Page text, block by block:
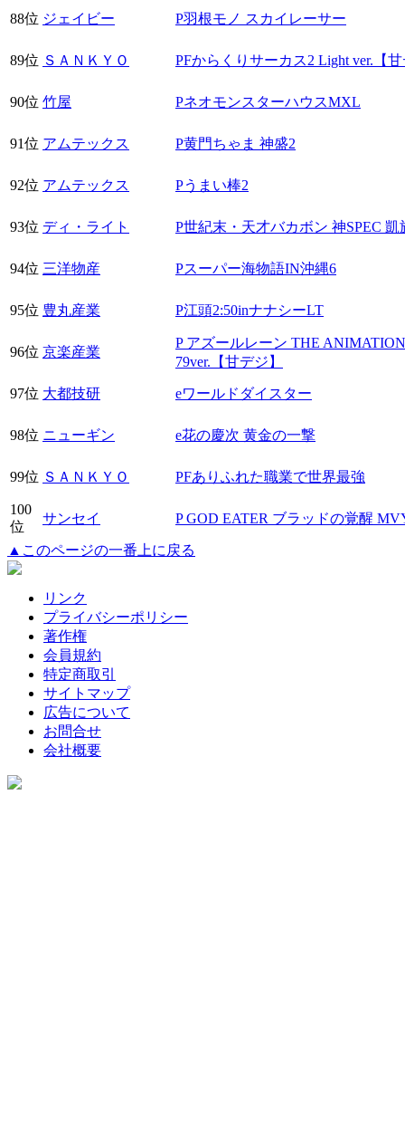
88位 ジェイビー P羽根モノ スカイレーサー
89位 ＳＡＮＫＹＯ PFからくりサーカス2 Light ver.【
90位 竹屋 PネオモンスターハウスMXL
91位 アムテックス P黄門ちゃま 神盛2
92位 アムテックス Pうまい棒2
93位 ディ・ライト P世紀末・天才バカボン 神SPEC 凱
94位 三洋物産 Pスーパー海物語IN沖縄6
95位 豊丸産業 P江頭2:50inナナシーLT
96位 京楽産業
P アズールレーン THE
79ver.【甘デジ】
97位 大都技研 eワールドダイスター
98位 ニューギン e花の慶次 黄金の一撃
99位 ＳＡＮＫＹＯ PFありふれた職業で世界最強
100
位
サンセイ P GOD EATER ブラッドの覚醒
▲このページの一番上に戻る
リンク
プライバシーポリシー
著作権
会員規約
特定商取引
サイトマップ
広告について
お問合せ
会社概要